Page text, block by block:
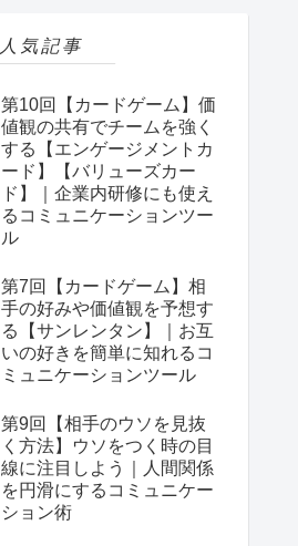
人気記事
第10回【カードゲーム】価
値観の共有でチームを強く
する【エンゲージメントカ
ード】【バリューズカー
ド】｜企業内研修にも使え
るコミュニケーションツー
ル
第7回【カードゲーム】相
手の好みや価値観を予想す
る【サンレンタン】｜お互
いの好きを簡単に知れるコ
ミュニケーションツール
第9回【相手のウソを見抜
く方法】ウソをつく時の目
線に注目しよう｜人間関係
を円滑にするコミュニケー
ション術